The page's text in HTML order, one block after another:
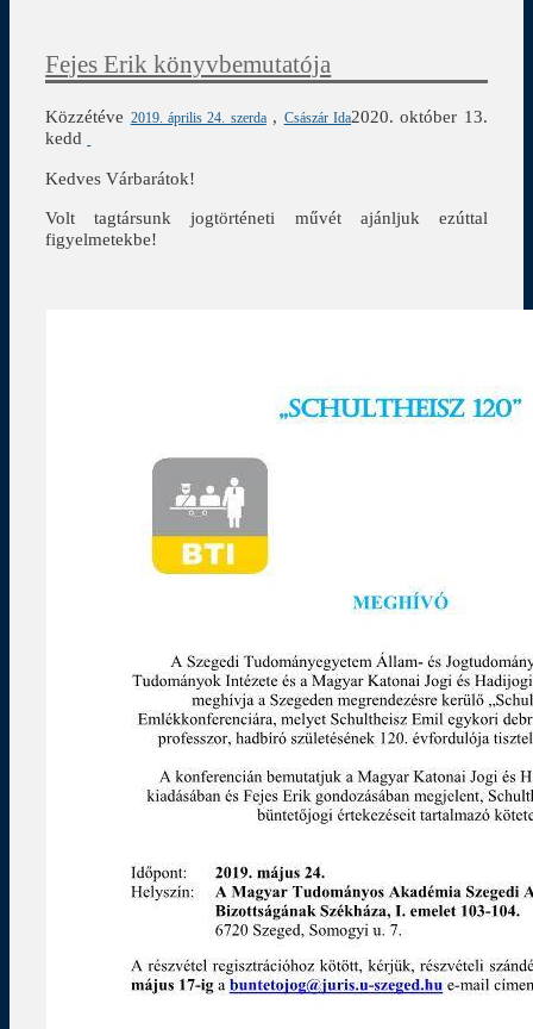
Fejes Erik könyvbemutatója
Közzétéve 2019. április 24. szerda , Császár Ida2020. október 13.
kedd
Kedves Várbarátok!
Volt tagtársunk jogtörténeti művét ajánljuk ezúttal
figyelmetekbe!